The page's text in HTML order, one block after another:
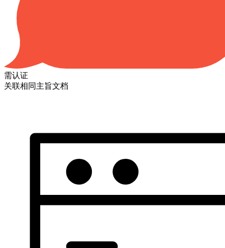
需认证
关联相同主旨文档